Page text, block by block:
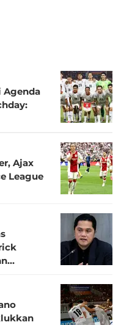
Agenda
Ajax
League